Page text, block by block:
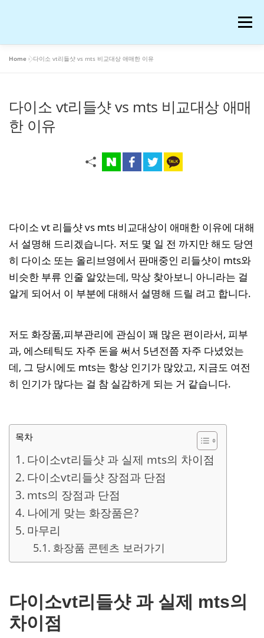
메뉴
AI 연구 워드프레스 일기 온라인 강의 후기
생활꿀팁 반려동물 화장품
프로그램 IT 저작권과 법
Home »다이소 vt리들샷 vs mts 비교대상 애매한 이유
다이소 vt리들샷 vs mts 비교대상 애매
한 이유
다이소 vt 리들샷 vs mts 비교대상이 애매한 이유에 대해
서 설명해 드리겠습니다. 저도 몇 일 전 까지만 해도 당연
히 다이소 또는 올리브영에서 판매중인 리들샷이 mts와
비슷한 부류 인줄 알았는데, 막상 찾아보니 아니라는 걸
알게 되어서 이 부분에 대해서 설명해 드릴 려고 합니다.
저도 화장품,피부관리에 관심이 꽤 많은 편이라서, 피부
과, 에스테틱도 자주 돈을 써서 5년전쯤 자주 다녔었는
데, 그 당시에도 mts는 항상 인기가 많았고, 지금도 여전
히 인기가 많다는 걸 참 실감하게 되는 거 같습니다.
목차
다이소vt리들샷 과 실제 mts의 차이점
다이소vt리들샷 장점과 단점
mts의 장점과 단점
나에게 맞는 화장품은?
마무리
화장품 콘텐츠 보러가기
다이소vt리들샷 과 실제 mts의
차이점